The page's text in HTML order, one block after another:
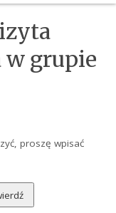
w grupie
proszę wpisać